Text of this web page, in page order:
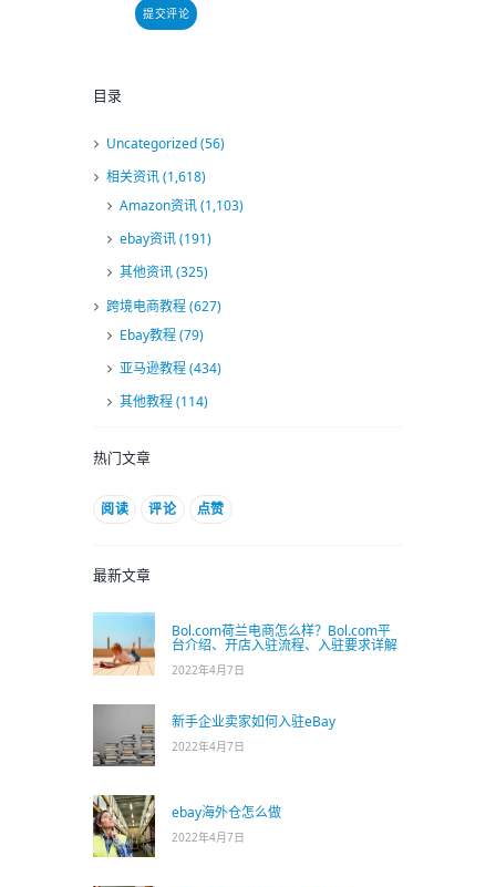
目录
Uncategorized(56)
相关资讯(1,618)
Amazon资讯(1,103)
ebay资讯(191)
其他资讯(325)
跨境电商教程(627)
Ebay教程(79)
亚马逊教程(434)
其他教程(114)
热门文章
阅读 评论 点赞
最新文章
Bol.com荷兰电商怎么样？Bol.com平
台介绍、开店入驻流程、入驻要求详解
2022年4月7日
新手企业卖家如何入驻eBay
2022年4月7日
ebay海外仓怎么做
2022年4月7日